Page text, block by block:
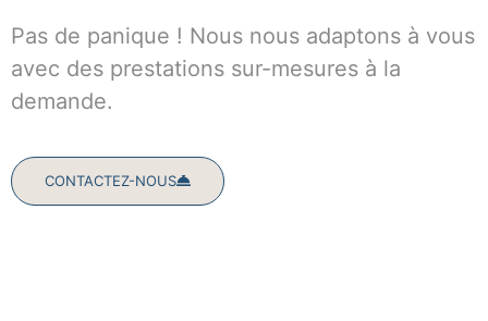
Pas de panique ! Nous nous adaptons à vous
avec des prestations sur-mesures à la
demande.
CONTACTEZ-NOUS